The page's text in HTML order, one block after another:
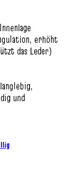
erhöht
das Leder)
und